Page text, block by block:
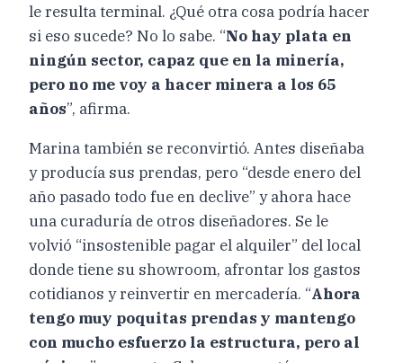
le resulta terminal. ¿Qué otra cosa podría hacer
si eso sucede? No lo sabe. “No hay plata en
ningún sector, capaz que en la minería,
pero no me voy a hacer minera a los 65
años”, afirma.
Marina también se reconvirtió. Antes diseñaba
y producía sus prendas, pero “desde enero del
año pasado todo fue en declive” y ahora hace
una curaduría de otros diseñadores. Se le
volvió “insostenible pagar el alquiler” del local
donde tiene su showroom, afrontar los gastos
cotidianos y reinvertir en mercadería. “Ahora
tengo muy poquitas prendas y mantengo
con mucho esfuerzo la estructura, pero al